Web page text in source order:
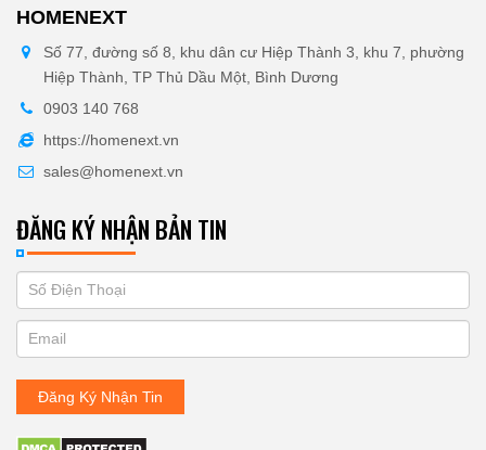
HOMENEXT
Số 77, đường số 8, khu dân cư Hiệp Thành 3, khu 7, phường
Hiệp Thành, TP Thủ Dầu Một, Bình Dương
0903 140 768
https://homenext.vn
sales@homenext.vn
ĐĂNG KÝ NHẬN BẢN TIN
ĐĂNG
KÝ
NHẬN
BẢN
TIN
you
are
human,
leave
this
Đăng Ký Nhận Tin